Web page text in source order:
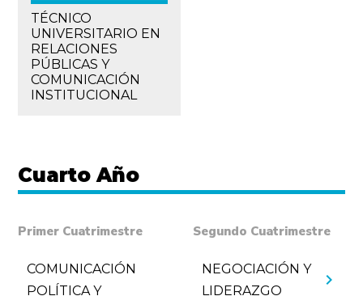
TÉCNICO
UNIVERSITARIO EN
RELACIONES
PÚBLICAS Y
COMUNICACIÓN
INSTITUCIONAL
Cuarto Año
Primer Cuatrimestre
COMUNICACIÓN
POLÍTICA Y
Segundo Cuatrimestre
NEGOCIACIÓN Y
LIDERAZGO
chevron_right